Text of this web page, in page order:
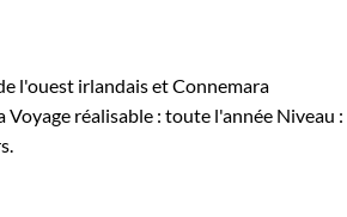
l'ouest irlandais et Connemara
Voyage réalisable : toute l'année Niveau :